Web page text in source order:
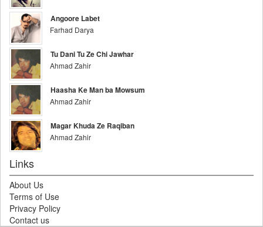
Angoore Labet
Farhad Darya
Tu Dani Tu Ze Chi Jawhar
Ahmad Zahir
Haasha Ke Man ba Mowsum
Ahmad Zahir
Magar Khuda Ze Raqiban
Ahmad Zahir
Links
About Us
Terms of Use
Privacy Policy
Contact us